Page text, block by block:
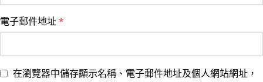
電子郵件地址 *
在瀏覽器中儲存顯示名稱、電子郵件地址及個人網站網址，